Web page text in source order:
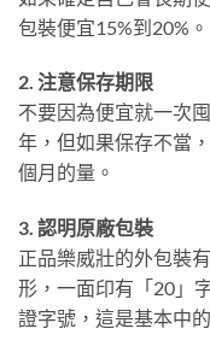
包裝便宜15%到20%。
2. 注意保存期限
不要因為便宜就一次
年，但如果保存不當
個月的量。
3. 認明原廠包裝
正品樂威壯的外包裝
形，一面印有「20」
證字號，這是基本中